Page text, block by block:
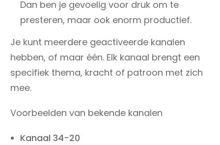
Dan ben je gevoelig voor druk om te
presteren, maar ook enorm productief.
Je kunt meerdere geactiveerde kanalen
hebben, of maar één. Elk kanaal brengt een
specifiek thema, kracht of patroon met zich
mee.
Voorbeelden van bekende kanalen
Kanaal 34-20